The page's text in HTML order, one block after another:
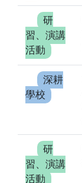
研
習、演講
活動
深耕
學校
研
習、演講
活動